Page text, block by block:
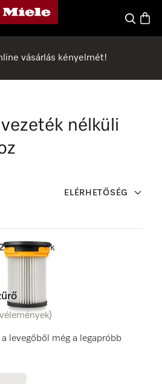
honlapja
Kereses
vásárlás kényelmét!
nélküli
ELÉRHETŐSÉG
Termékek
levegőből még a legapróbb